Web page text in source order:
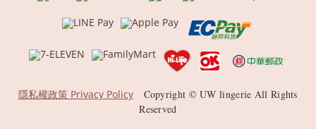
隱私權政策 Privacy Policy Copyright © UW lingerie All Rights
Reserved